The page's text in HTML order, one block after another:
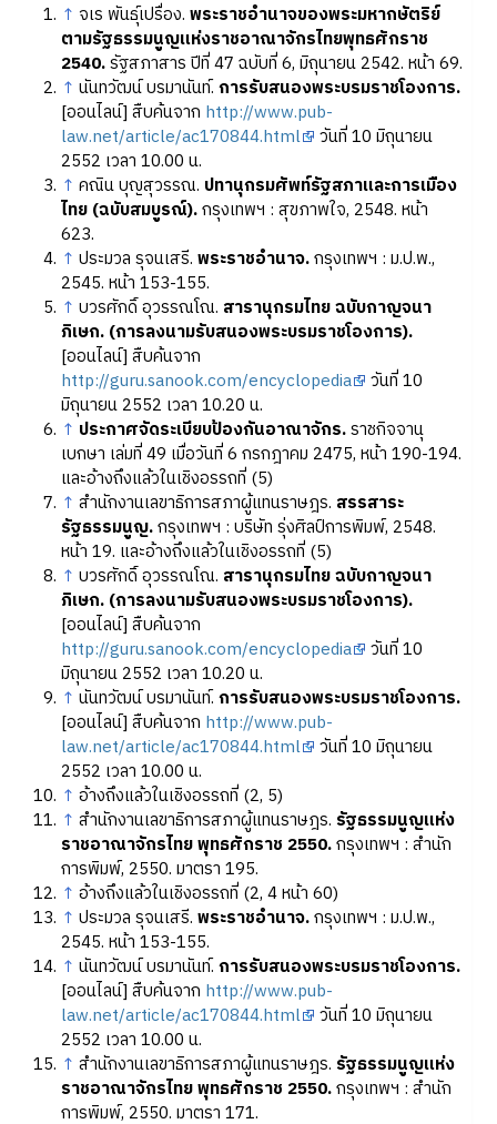
↑ จเร พันธุ์เปรื่อง.พระราชอำนาจของพระมหากษัตริย์
ตามรัฐธรรมนูญแห่งราชอาณาจักรไทยพุทธศักราช
2540.รัฐสภาสาร ปีที่ 47 ฉบับที่ 6, มิถุนายน 2542. หน้า 69.
↑ นันทวัฒน์ บรมานันท์.การรับสนองพระบรมราชโองการ.
[ออนไลน์] สืบค้นจาก http://www.pub-
law.net/article/ac170844.html
วันที่ 10 มิถุนายน
2552 เวลา 10.00 น.
↑ คณิน บุญสุวรรณ. ปทานุกรมศัพท์รัฐสภาและการเมือง
ไทย (ฉบับสมบูรณ์).กรุงเทพฯ : สุขภาพใจ, 2548. หน้า
623.
↑ ประมวล รุจนเสรี.พระราชอำนาจ.กรุงเทพฯ : ม.ป.พ.,
2545. หน้า 153-155.
↑ บวรศักดิ์ อุวรรณโณ. สารานุกรมไทย ฉบับกาญจนา
ภิเษก. (การลงนามรับสนองพระบรมราชโองการ).
[ออนไลน์] สืบค้นจาก
http://guru.sanook.com/encyclopedia
วันที่ 10
มิถุนายน 2552 เวลา 10.20 น.
↑ ประกาศจัดระเบียบป้องกันอาณาจักร.ราชกิจจานุ
เบกษา เล่มที่ 49 เมื่อวันที่ 6 กรกฎาคม 2475, หน้า 190-194.
และอ้างถึงแล้วในเชิงอรรถที่ (5)
↑ สำนักงานเลขาธิการสภาผู้แทนราษฎร. สรรสาระ
รัฐธรรมนูญ.กรุงเทพฯ : บริษัท รุ่งศิลป์การพิมพ์, 2548.
หน้า 19. และอ้างถึงแล้วในเชิงอรรถที่ (5)
↑ บวรศักดิ์ อุวรรณโณ. สารานุกรมไทย ฉบับกาญจนา
ภิเษก. (การลงนามรับสนองพระบรมราชโองการ).
[ออนไลน์] สืบค้นจาก
http://guru.sanook.com/encyclopedia
วันที่ 10
มิถุนายน 2552 เวลา 10.20 น.
↑ นันทวัฒน์ บรมานันท์.การรับสนองพระบรมราชโองการ.
[ออนไลน์] สืบค้นจาก http://www.pub-
law.net/article/ac170844.html
วันที่ 10 มิถุนายน
2552 เวลา 10.00 น.
↑ อ้างถึงแล้วในเชิงอรรถที่ (2, 5)
↑ สำนักงานเลขาธิการสภาผู้แทนราษฎร. รัฐธรรมนูญแห่ง
ราชอาณาจักรไทย พุทธศักราช 2550.กรุงเทพฯ : สำนัก
การพิมพ์, 2550. มาตรา 195.
↑ อ้างถึงแล้วในเชิงอรรถที่ (2, 4 หน้า 60)
↑ ประมวล รุจนเสรี.พระราชอำนาจ.กรุงเทพฯ : ม.ป.พ.,
2545. หน้า 153-155.
↑ นันทวัฒน์ บรมานันท์.การรับสนองพระบรมราชโองการ.
[ออนไลน์] สืบค้นจาก http://www.pub-
law.net/article/ac170844.html
วันที่ 10 มิถุนายน
2552 เวลา 10.00 น.
↑ สำนักงานเลขาธิการสภาผู้แทนราษฎร. รัฐธรรมนูญแห่ง
ราชอาณาจักรไทย พุทธศักราช 2550.กรุงเทพฯ : สำนัก
การพิมพ์, 2550. มาตรา 171.